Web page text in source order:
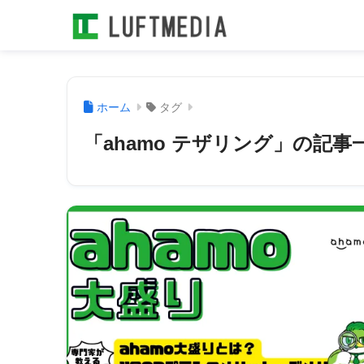
ホーム タグ
「ahamo テザリング」の記事